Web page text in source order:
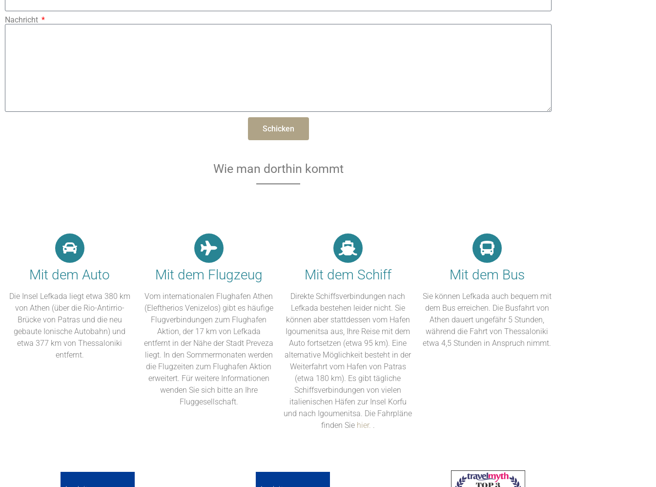
Nachricht
Schicken
Wie man dorthin kommt
Mit dem Auto
Die Insel Lefkada liegt etwa 380 km
von Athen (über die Rio-Antirrio-
Brücke von Patras und die neu
gebaute Ionische Autobahn) und
etwa 377 km von Thessaloniki
entfernt.
Mit dem Flugzeug
Vom internationalen Flughafen Athen
(Eleftherios Venizelos) gibt es häufige
Flugverbindungen zum Flughafen
Aktion, der 17 km von Lefkada
entfernt in der Nähe der Stadt Preveza
liegt. In den Sommermonaten werden
die Flugzeiten zum Flughafen Aktion
erweitert. Für weitere Informationen
wenden Sie sich bitte an Ihre
Fluggesellschaft.
Mit dem Schiff
Direkte Schiffsverbindungen nach
Lefkada bestehen leider nicht. Sie
können aber stattdessen vom Hafen
Igoumenitsa aus, Ihre Reise mit dem
Auto fortsetzen (etwa 95 km). Eine
alternative Möglichkeit besteht in der
Weiterfahrt vom Hafen von Patras
(etwa 180 km). Es gibt tägliche
Schiffsverbindungen von vielen
italienischen Häfen zur Insel Korfu
und nach Igoumenitsa. Die Fahrpläne
finden Sie hier. .
Mit dem Bus
Sie können Lefkada auch bequem mit
dem Bus erreichen. Die Busfahrt von
Athen dauert ungefähr 5 Stunden,
während die Fahrt von Thessaloniki
etwa 4,5 Stunden in Anspruch nimmt.